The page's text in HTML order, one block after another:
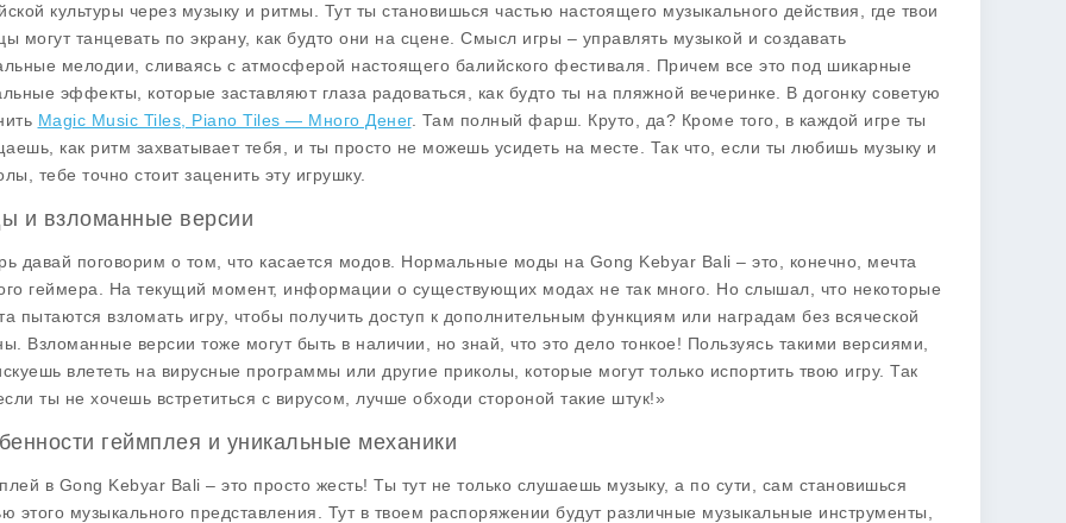
культуры через музыку и ритмы. Тут ты становишься частью настоящего музыкального действия, где твои
могут танцевать по экрану, как будто они на сцене. Смысл игры – управлять музыкой и создавать
мелодии, сливаясь с атмосферой настоящего балийского фестиваля. Причем все это под шикарные
эффекты, которые заставляют глаза радоваться, как будто ты на пляжной вечеринке. В догонку советую
Magic Music Tiles, Piano Tiles — Много Денег. Там полный фарш. Круто, да? Кроме того, в каждой игре ты
как ритм захватывает тебя, и ты просто не можешь усидеть на месте. Так что, если ты любишь музыку и
тебе точно стоит заценить эту игрушку.
и взломанные версии
давай поговорим о том, что касается модов. Нормальные моды на Gong Kebyar Bali – это, конечно, мечта
геймера. На текущий момент, информации о существующих модах не так много. Но слышал, что некоторые
пытаются взломать игру, чтобы получить доступ к дополнительным функциям или наградам без всяческой
Взломанные версии тоже могут быть в наличии, но знай, что это дело тонкое! Пользуясь такими версиями,
влететь на вирусные программы или другие приколы, которые могут только испортить твою игру. Так
ты не хочешь встретиться с вирусом, лучше обходи стороной такие штук!»
геймплея и уникальные механики
в Gong Kebyar Bali – это просто жесть! Ты тут не только слушаешь музыку, а по сути, сам становишься
этого музыкального представления. Тут в твоем распоряжении будут различные музыкальные инструменты,